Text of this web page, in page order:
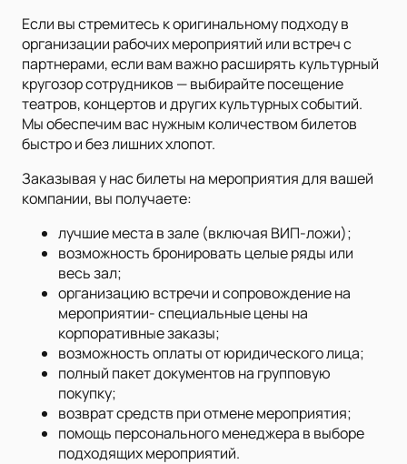
Если вы стремитесь к оригинальному подходу в
организации рабочих мероприятий или встреч с
партнерами, если вам важно расширять культурный
кругозор сотрудников — выбирайте посещение
театров, концертов и других культурных событий.
Мы обеспечим вас нужным количеством билетов
быстро и без лишних хлопот.
Заказывая у нас билеты на мероприятия для вашей
компании, вы получаете:
лучшие места в зале (включая ВИП-ложи);
возможность бронировать целые ряды или
весь зал;
организацию встречи и сопровождение на
мероприятии- специальные цены на
корпоративные заказы;
возможность оплаты от юридического лица;
полный пакет документов на групповую
покупку;
возврат средств при отмене мероприятия;
помощь персонального менеджера в выборе
подходящих мероприятий.